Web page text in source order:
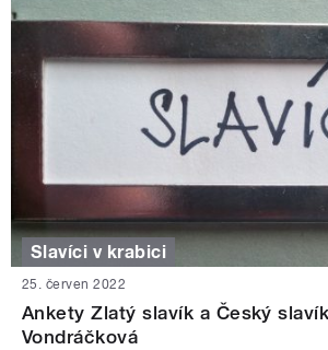
Slavíci v krabici
25. červen 2022
Ankety Zlatý slavík a Český
Vondráčková